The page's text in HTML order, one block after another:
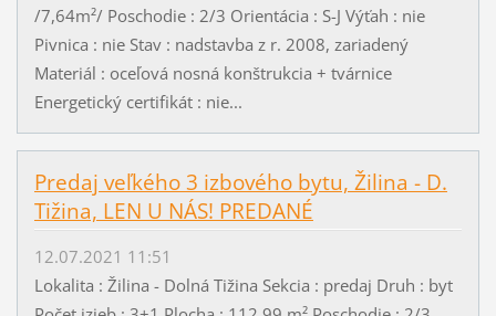
/7,64m²/ Poschodie : 2/3 Orientácia : S-J Výťah : nie
Pivnica : nie Stav : nadstavba z r. 2008, zariadený
Materiál : oceľová nosná konštrukcia + tvárnice
Energetický certifikát : nie...
Predaj veľkého 3 izbového bytu, Žilina - D.
Tižina, LEN U NÁS! PREDANÉ
12.07.2021 11:51
Lokalita : Žilina - Dolná Tižina Sekcia : predaj Druh : byt